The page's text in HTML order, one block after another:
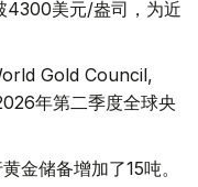
4300美元/盎司，为近
Gold Council,
年第二季度全球央
金储备增加了15吨。